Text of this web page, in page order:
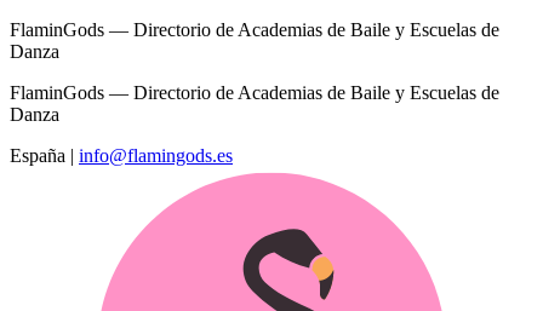
FlaminGods — Directorio de Academias de Baile y Escuelas de
Danza
FlaminGods — Directorio de Academias de Baile y Escuelas de
Danza
España | info@flamingods.es